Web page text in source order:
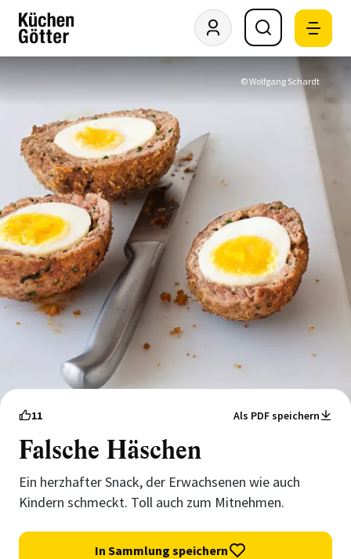
© Wolfgang Schardt
11 Als PDF speichern
Falsche Häschen
Ein herzhafter Snack, der Erwachsenen wie auch
Kindern schmeckt. Toll auch zum Mitnehmen.
In Sammlung speichern